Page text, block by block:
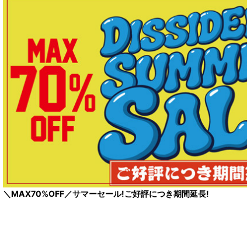
＼MAX70%OFF／サマーセール!ご好評につき期間延長!